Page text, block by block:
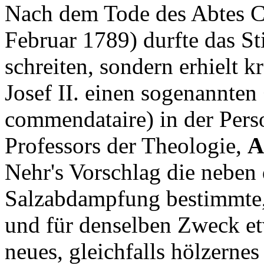
Nach dem Tode des Abtes
Februar 1789) durfte das
schreiten, sondern erhielt
Josef II. einen sogenannten
commendataire) in der
Professors der Theologie,
Nehr's Vorschlag die
Salzabdampfung
und für denselben Zweck
neues, gleichfalls